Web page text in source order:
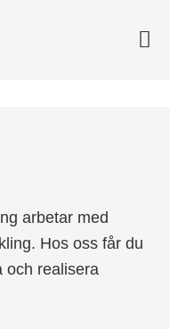
arbetar med
Hos oss får du
och realisera